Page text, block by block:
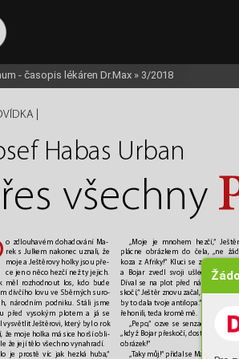
A
o zdlouhavém dohadování Ma-
rek s Julkem nakonec uznali, že
moje a Ještěrovy holky jsou pře-
ce jen oněco hezčí než ty jejich.
měl rozhodnout los , kdo bude
dívčího lovu ve Sběrných suro-
národním podniku. Stáli jsme
před vysokým plotem a
já se
vysvětlit Ještěrovi, který byl o rok
že moje holka má sice horší obli-
že její tělo všechno vynahradí.
je prostě víc jak hezká huba,“
„Moje je mnohem hezčí,“
plácne obrázkem do čela, „ne
koza z Afriky!“ Kluci se začali
a
Bojar zvedl svoji ušlechtilou hla
Díval se na plot před námi.
skočí,“ Ještěr znovu začal, „ale
by to dala tvoje antilopa.“
řehonili, teda kromě mě.
„Pepo,“ ozve se senzacechtivý
„když Bojar přeskočí, dostaneš taky
obrázek!“
„Taky můj!“ přidal se Marek
řes všechny
Habas Urban
- časopis lékáren Dr.Max » 3/2018